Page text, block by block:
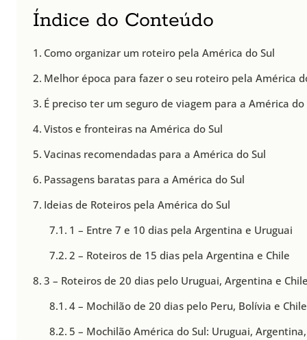
Índice do Conteúdo
Como organizar um roteiro pela América do Sul
Melhor época para fazer o seu roteiro pela América
É preciso ter um seguro de viagem para a América do
Vistos e fronteiras na América do Sul
Vacinas recomendadas para a América do Sul
Passagens baratas para a América do Sul
Ideias de Roteiros pela América do Sul
1 – Entre 7 e 10 dias pela Argentina e Uruguai
2 – Roteiros de 15 dias pela Argentina e Chile
3 – Roteiros de 20 dias pelo Uruguai, Argentina e
4 – Mochilão de 20 dias pelo Peru, Bolívia e Chile
5 – Mochilão América do Sul: Uruguai,